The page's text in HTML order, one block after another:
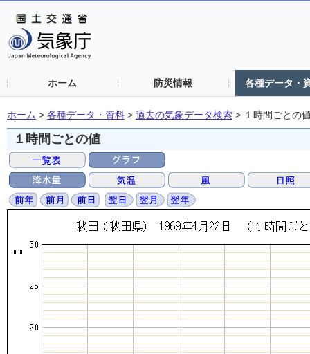
ホーム 防災情報 各種データ・
ホーム > 各種データ・資料 > 過去の気象データ検索 > １時間ごとの
１時間ごとの値